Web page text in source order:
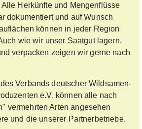
Herkünfte und Mengenflüsse
dokumentiert und auf Wunsch
können in jeder Region
wie wir unser Saatgut lagern,
verpacken zeigen wir gerne nach
Verbands deutscher Wildsamen-
e.V. können alle nach
vermehrten Arten angesehen
und die unserer Partnerbetriebe.